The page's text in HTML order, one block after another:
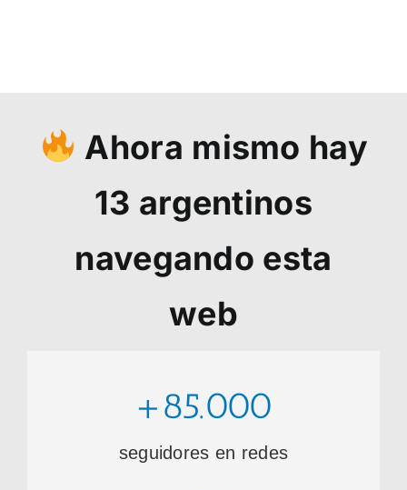
Ahora mismo hay
13 argentinos
navegando esta
web
+85.000
seguidores en redes